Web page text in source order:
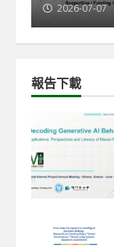
2026-07-07
報告下載